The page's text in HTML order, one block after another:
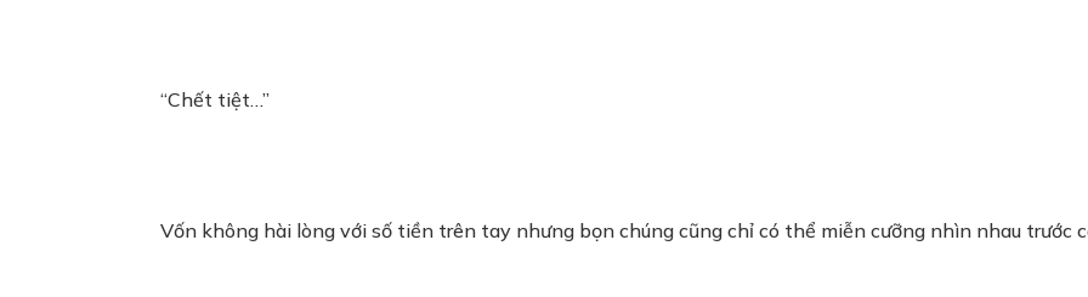
“Chết tiệt…”
Vốn không hài lòng với số tiền trên tay nhưng bọn chúng cũng chỉ có thể miễn cưỡng nhìn nhau trước